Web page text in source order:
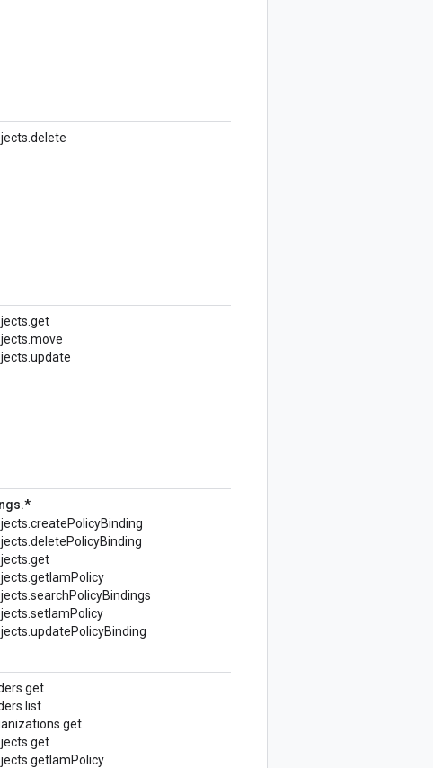
delete
update
createPolicyBinding
deletePolicyBinding
getIamPolicy
searchPolicyBindings
setIamPolicy
updatePolicyBinding
get
getIamPolicy